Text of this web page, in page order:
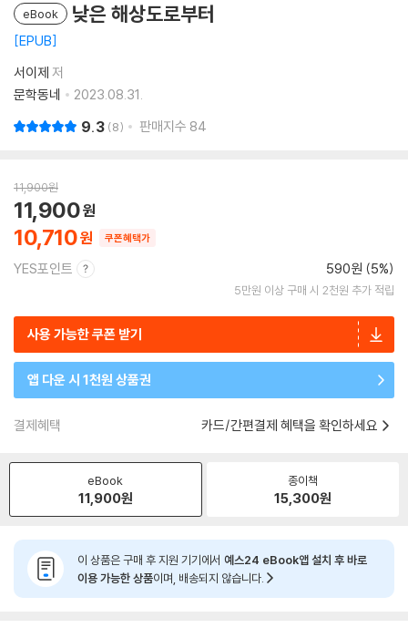
eBook 낮은 해상도로부터
EPUB
서이제 저
문학동네
2023.08.31.
9.3 8 판매지수 84
11,900원
10,710
11,900
쿠폰혜택가
YES포인트 590원 (5%)
5만원 이상 구매 시 2천원 추가 적립
사용 가능한 쿠폰 받기
앱 다운 시 1천원 상품권
결제혜택 카드/간편결제 혜택을 확인하세요
eBook
11,900원
종이책
15,300원
이 상품은 구매 후 지원 기기에서 예스24 eBook앱 설치 후 바로
이용 가능한 상품이며, 배송되지 않습니다.